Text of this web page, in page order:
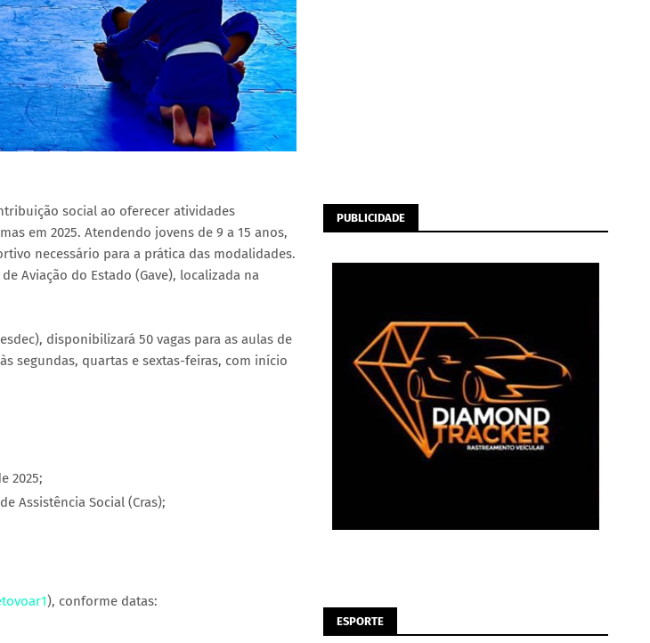
social ao oferecer atividades
em 2025. Atendendo jovens de 9 a 15 anos,
necessário para a prática das modalidades.
Aviação do Estado (Gave), localizada na
disponibilizará 50 vagas para as aulas de
segundas, quartas e sextas-feiras, com início
2025;
Assistência Social (Cras);
), conforme datas:
PUBLICIDADE
ESPORTE